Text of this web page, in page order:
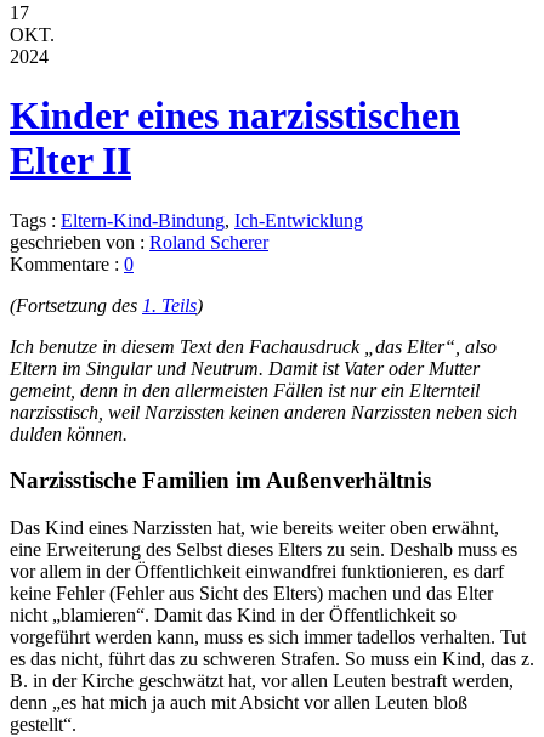
17
OKT.
2024
Kinder eines narzisstischen
Elter II
Tags : Eltern-Kind-Bindung, Ich-Entwicklung
geschrieben von : Roland Scherer
Kommentare : 0
(Fortsetzung des 1. Teils)
Ich benutze in diesem Text den Fachausdruck „das Elter“, also
Eltern im Singular und Neutrum. Damit ist Vater oder Mutter
gemeint, denn in den allermeisten Fällen ist nur ein Elternteil
narzisstisch, weil Narzissten keinen anderen Narzissten neben sich
dulden können.
Narzisstische Familien im Außenverhältnis
Das Kind eines Narzissten hat, wie bereits weiter oben erwähnt,
eine Erweiterung des Selbst dieses Elters zu sein. Deshalb muss es
vor allem in der Öffentlichkeit einwandfrei funktionieren, es darf
keine Fehler (Fehler aus Sicht des Elters) machen und das Elter
nicht „blamieren“. Damit das Kind in der Öffentlichkeit so
vorgeführt werden kann, muss es sich immer tadellos verhalten. Tut
es das nicht, führt das zu schweren Strafen. So muss ein Kind, das z.
B. in der Kirche geschwätzt hat, vor allen Leuten bestraft werden,
denn „es hat mich ja auch mit Absicht vor allen Leuten bloß
gestellt“.